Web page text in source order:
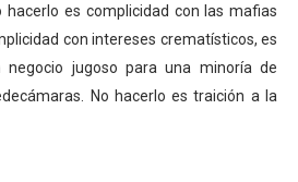
hacerlo es complicidad con las mafias
con intereses crematísticos, es
jugoso para una minoría de
No hacerlo es traición a la